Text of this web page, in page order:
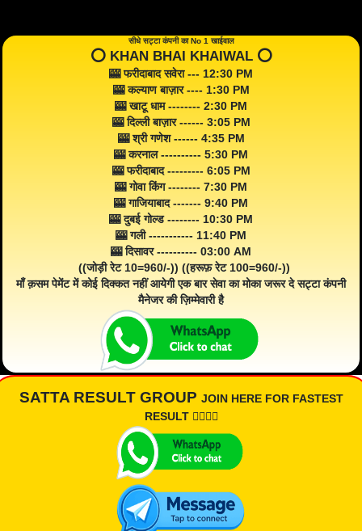
सीधे सट्टा कंपनी का No 1 खाईवाल
⭕️ KHAN BHAI KHAIWAL ⭕️
🎰 फरीदाबाद सवेरा --- 12:30 PM
🎰 कल्याण बाज़ार ---- 1:30 PM
🎰 खाटू धाम -------- 2:30 PM
🎰 दिल्ली बाज़ार ------ 3:05 PM
🎰 श्री गणेश ------ 4:35 PM
🎰 करनाल ---------- 5:30 PM
🎰 फरीदाबाद --------- 6:05 PM
🎰 गोवा किंग -------- 7:30 PM
🎰 गाजियाबाद ------- 9:40 PM
🎰 दुबई गोल्ड -------- 10:30 PM
🎰 गली ----------- 11:40 PM
🎰 दिसावर ---------- 03:00 AM
((जोड़ी रेट 10=960/-)) ((हरूफ़ रेट 100=960/-))
माँ क़सम पेमेंट में कोई दिक्कत नहीं आयेगी एक बार सेवा का मोका जरूर दे सट्टा कंपनी
मैनेजर की ज़िम्मेवारी है
SATTA RESULT GROUP JOIN HERE FOR FASTEST
RESULT 👇🏾👇🏾